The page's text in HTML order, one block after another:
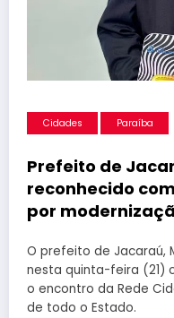
Cidades Paraíba
Prefeito de
reconhecido
por
O prefeito de Jacaraú,
nesta quinta-feira (21)
o encontro da Rede
de todo o Estado.